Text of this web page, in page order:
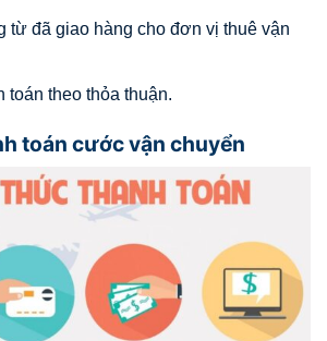
từ đã giao hàng cho đơn vị thuê vận
toán theo thỏa thuận.
toán cước vận chuyển